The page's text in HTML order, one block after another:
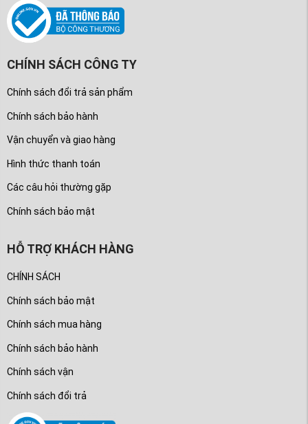
CHÍNH SÁCH CÔNG TY
Chính sách đổi trả sản phẩm
Chính sách bảo hành
Vận chuyển và giao hàng
Hình thức thanh toán
Các câu hỏi thường gặp
Chính sách bảo mật
HỖ TRỢ KHÁCH HÀNG
CHÍNH SÁCH
Chính sách bảo mật
Chính sách mua hàng
Chính sách bảo hành
Chính sách vận
Chính sách đổi trả